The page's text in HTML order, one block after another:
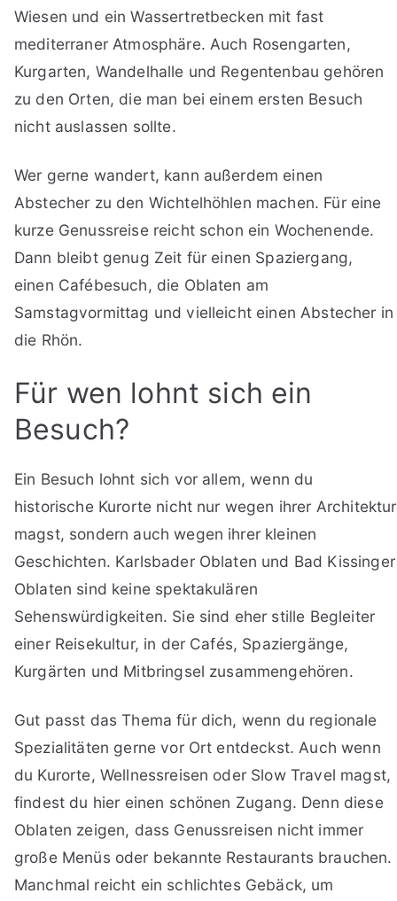
Wiesen und ein Wassertretbecken mit fast
mediterraner Atmosphäre. Auch Rosengarten,
Kurgarten, Wandelhalle und Regentenbau gehören
zu den Orten, die man bei einem ersten Besuch
nicht auslassen sollte.
Wer gerne wandert, kann außerdem einen
Abstecher zu den Wichtelhöhlen machen. Für eine
kurze Genussreise reicht schon ein Wochenende.
Dann bleibt genug Zeit für einen Spaziergang,
einen Cafébesuch, die Oblaten am
Samstagvormittag und vielleicht einen Abstecher in
die Rhön.
Für wen lohnt sich ein
Besuch?
Ein Besuch lohnt sich vor allem, wenn du
historische Kurorte nicht nur wegen ihrer Architektur
magst, sondern auch wegen ihrer kleinen
Geschichten. Karlsbader Oblaten und Bad Kissinger
Oblaten sind keine spektakulären
Sehenswürdigkeiten. Sie sind eher stille Begleiter
einer Reisekultur, in der Cafés, Spaziergänge,
Kurgärten und Mitbringsel zusammengehören.
Gut passt das Thema für dich, wenn du regionale
Spezialitäten gerne vor Ort entdeckst. Auch wenn
du Kurorte, Wellnessreisen oder Slow Travel magst,
findest du hier einen schönen Zugang. Denn diese
Oblaten zeigen, dass Genussreisen nicht immer
große Menüs oder bekannte Restaurants brauchen.
Manchmal reicht ein schlichtes Gebäck, um